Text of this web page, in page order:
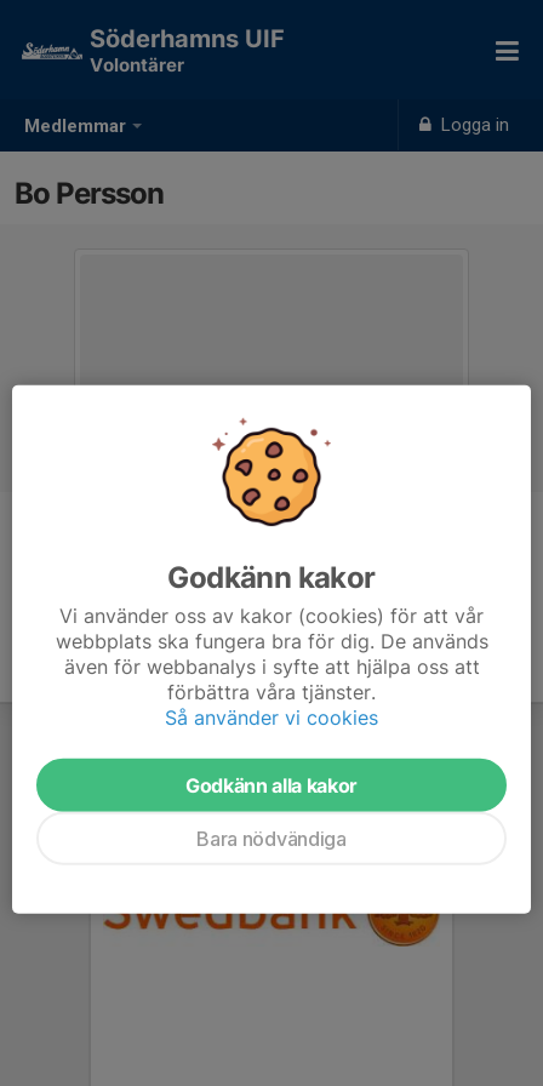
Medlemmar Logga in
Söderhamns UIF
Volontärer
Bo Persson
Godkänn kakor
Vi använder oss av kakor (cookies) för att vår
webbplats ska fungera bra för dig. De används
även för webbanalys i syfte att hjälpa oss att
förbättra våra tjänster.
Så använder vi cookies
Godkänn alla kakor
Bara nödvändiga